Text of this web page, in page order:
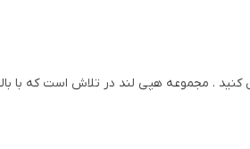
. مجموعه هپی لند در تلاش است که با